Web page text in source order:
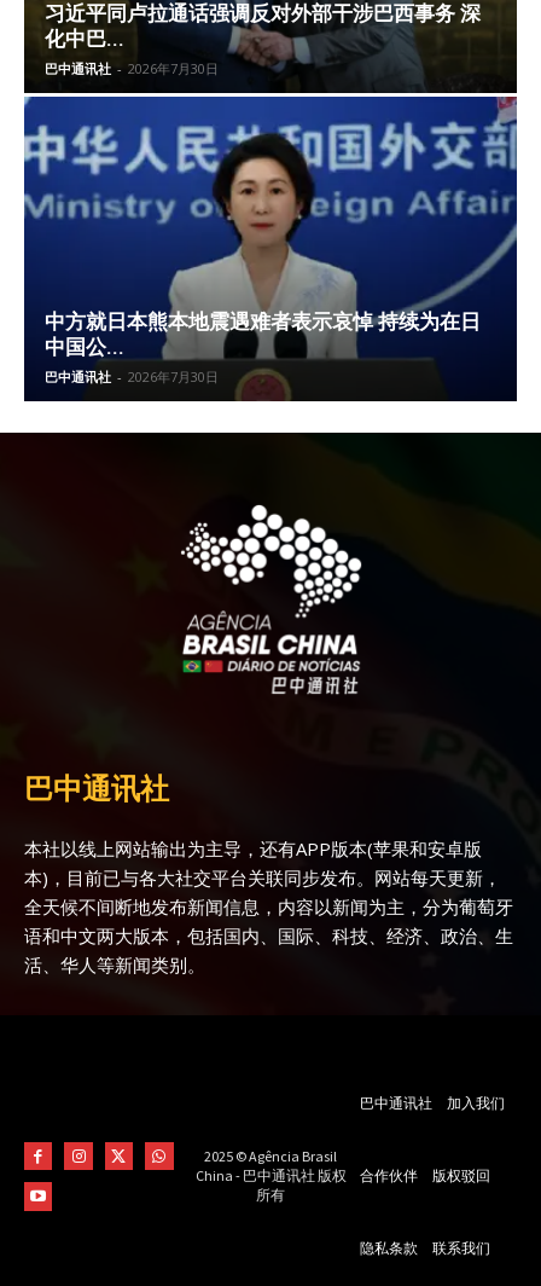
习近平同卢拉通话强调反对外部干涉巴西事务 深
化中巴...
巴中通讯社 - 2026年7月30日
中方就日本熊本地震遇难者表示哀悼 持续为在日
中国公...
巴中通讯社 - 2026年7月30日
巴中通讯社
本社以线上网站输出为主导，还有APP版本(苹果和安卓版
本)，目前已与各大社交平台关联同步发布。网站每天更新，
全天候不间断地发布新闻信息，内容以新闻为主，分为葡萄牙
语和中文两大版本，包括国内、国际、科技、经济、政治、生
活、华人等新闻类别。
2025 © Agência Brasil
China - 巴中通讯社 版权
所有
巴中通讯社 加入我们
合作伙伴 版权驳回
隐私条款 联系我们